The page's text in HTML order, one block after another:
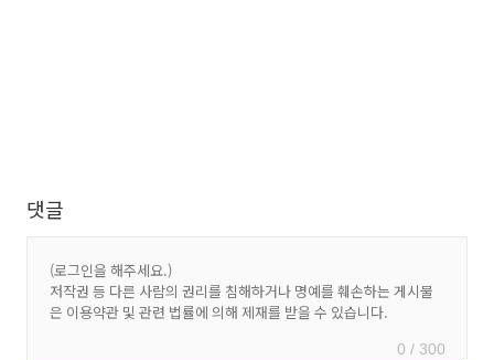
댓글
0 / 300